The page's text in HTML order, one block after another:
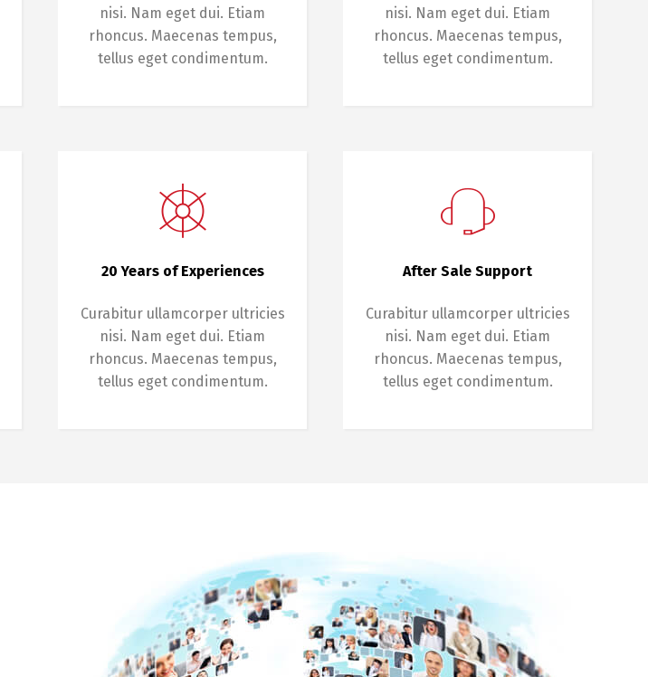
nisi. Nam eget dui. Etiam
rhoncus. Maecenas tempus,
tellus eget condimentum.
nisi. Nam eget dui. Etiam
rhoncus. Maecenas tempus,
tellus eget condimentum.
20 Years of Experiences
Curabitur ullamcorper ultricies
nisi. Nam eget dui. Etiam
rhoncus. Maecenas tempus,
tellus eget condimentum.
After Sale Support
Curabitur ullamcorper ultricies
nisi. Nam eget dui. Etiam
rhoncus. Maecenas tempus,
tellus eget condimentum.